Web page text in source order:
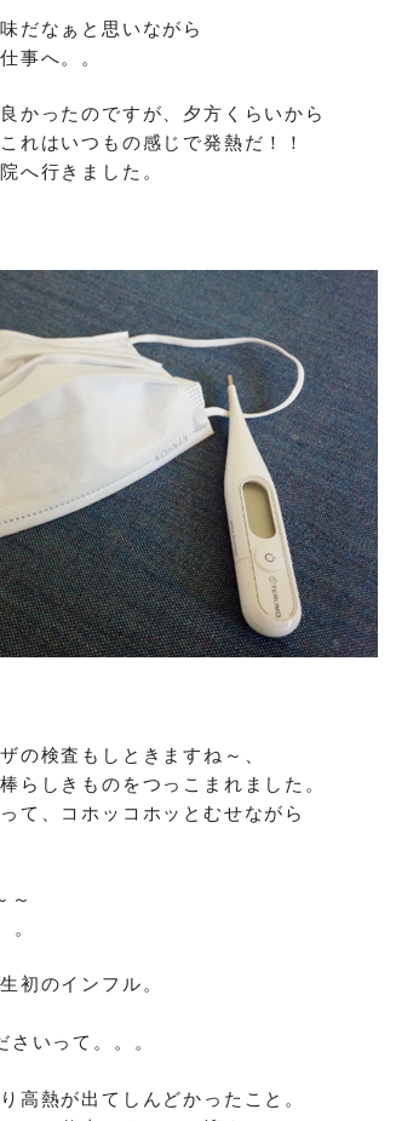
だなぁと思いながら
事へ。。
かったのですが、夕方くらいから
れはいつもの感じで発熱だ！！
へ行きました。
の検査もしときますね～、
らしきものをつっこまれました。
て、コホッコホッとむせながら
～
。
初のインフル。
いって。。。
高熱が出てしんどかったこと。